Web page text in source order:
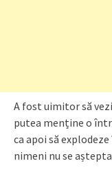
A fost uimitor să
putea menține o
ca apoi să
nimeni nu se